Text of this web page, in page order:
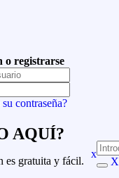
o registrarse
contraseña?
AQUÍ?
es gratuita y fácil.
x
X